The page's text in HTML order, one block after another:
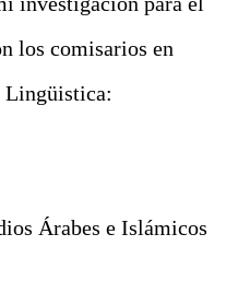
los comisarios en
Lingüistica:
Árabes e Islámicos